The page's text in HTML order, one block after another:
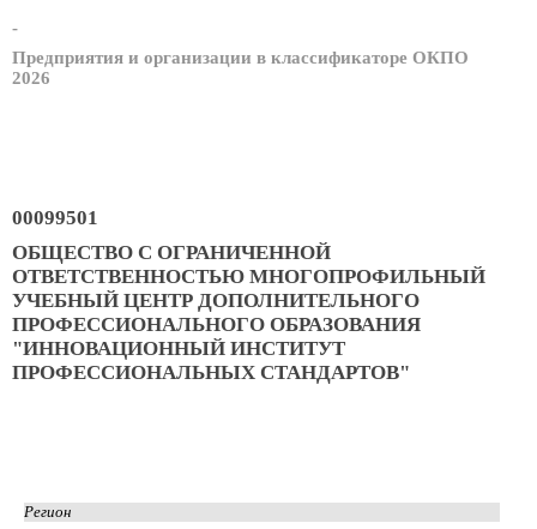
-
Предприятия и организации в классификаторе ОКПО
2026
00099501
ОБЩЕСТВО С ОГРАНИЧЕННОЙ
ОТВЕТСТВЕННОСТЬЮ МНОГОПРОФИЛЬНЫЙ
УЧЕБНЫЙ ЦЕНТР ДОПОЛНИТЕЛЬНОГО
ПРОФЕССИОНАЛЬНОГО ОБРАЗОВАНИЯ
"ИННОВАЦИОННЫЙ ИНСТИТУТ
ПРОФЕССИОНАЛЬНЫХ СТАНДАРТОВ"
Регион